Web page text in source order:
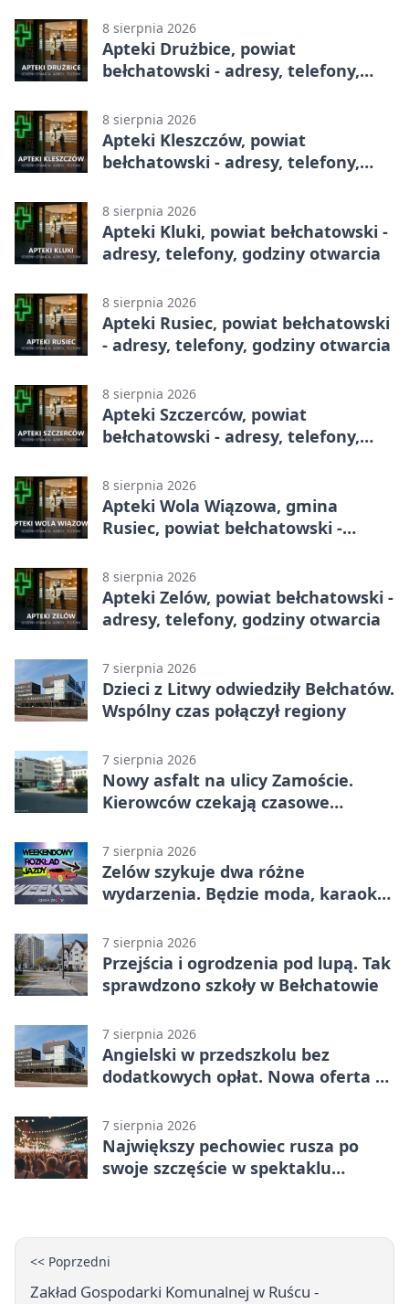
8 sierpnia 2026
Apteki Drużbice, powiat
bełchatowski - adresy, telefony,
8 sierpnia 2026
Apteki Kleszczów, powiat
bełchatowski - adresy, telefony,
8 sierpnia 2026
Apteki Kluki, powiat bełchatowski -
adresy, telefony, godziny otwarcia
8 sierpnia 2026
Apteki Rusiec, powiat bełchatowski
- adresy, telefony, godziny otwarcia
8 sierpnia 2026
Apteki Szczerców, powiat
bełchatowski - adresy, telefony,
8 sierpnia 2026
Apteki Wola Wiązowa, gmina
Rusiec, powiat bełchatowski -
8 sierpnia 2026
Apteki Zelów, powiat bełchatowski -
adresy, telefony, godziny otwarcia
7 sierpnia 2026
Dzieci z Litwy odwiedziły Bełchatów.
Wspólny czas połączył regiony
7 sierpnia 2026
Nowy asfalt na ulicy Zamoście.
Kierowców czekają czasowe
7 sierpnia 2026
Zelów szykuje dwa różne
wydarzenia. Będzie moda, karaoke
7 sierpnia 2026
Przejścia i ogrodzenia pod lupą. Tak
sprawdzono szkoły w Bełchatowie
7 sierpnia 2026
Angielski w przedszkolu bez
dodatkowych opłat. Nowa oferta w
7 sierpnia 2026
Największy pechowiec rusza po
swoje szczęście w spektaklu
<< Poprzedni
Zakład Gospodarki Komunalnej w Ruścu -